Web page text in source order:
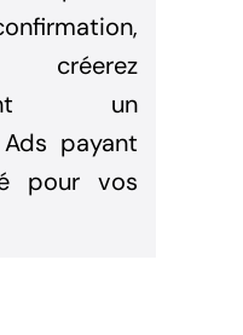
un
payant
pour vos